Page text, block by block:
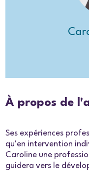
À propos de
Ses expériences
qu'en intervention
Caroline une
guidera vers le